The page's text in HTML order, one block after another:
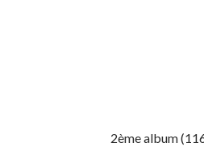
2ème album